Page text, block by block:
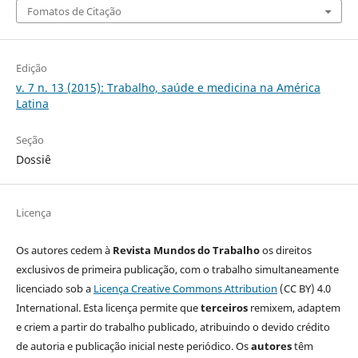
Fomatos de Citação
Edição
v. 7 n. 13 (2015): Trabalho, saúde e medicina na América
Latina
Seção
Dossiê
Licença
Os autores cedem à Revista Mundos do Trabalhoos direitos
exclusivos de primeira publicação, com o trabalho simultaneamente
licenciado sob a Licença Creative Commons Attribution (CC BY) 4.0
International. Esta licença permite queterceirosremixem, adaptem
e criem a partir do trabalho publicado, atribuindo o devido crédito
de autoria e publicação inicial neste periódico. Osautorestêm